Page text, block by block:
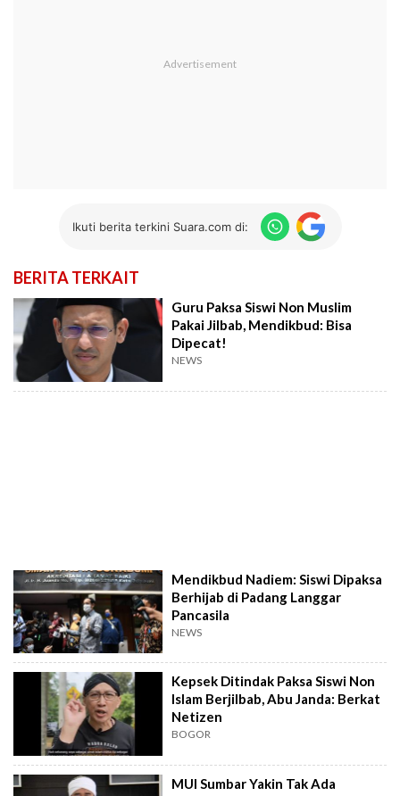
Ikuti berita terkini Suara.com di:
BERITA TERKAIT
Guru Paksa Siswi Non Muslim
Pakai Jilbab, Mendikbud: Bisa
Dipecat!
NEWS
Mendikbud Nadiem: Siswi Dipaksa
Berhijab di Padang Langgar
Pancasila
NEWS
Kepsek Ditindak Paksa Siswi Non
Islam Berjilbab, Abu Janda: Berkat
Netizen
BOGOR
MUI Sumbar Yakin Tak Ada